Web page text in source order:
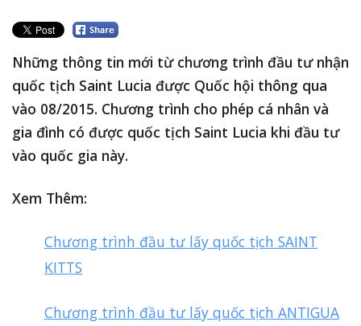
Những thông tin mới từ chương trình đầu tư nhận
quốc tịch Saint Lucia được Quốc hội thông qua
vào 08/2015. Chương trình cho phép cá nhân và
gia đình có được quốc tịch Saint Lucia khi đầu tư
vào quốc gia này.
Xem Thêm:
Chương trình đầu tư lấy quốc tịch SAINT
KITTS
Chương trình đầu tư lấy quốc tịch ANTIGUA